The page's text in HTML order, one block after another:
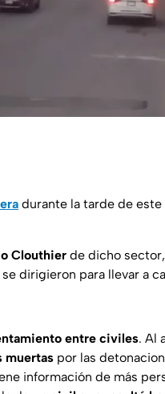
durante la tarde de este
Clouthier de dicho
dirigieron para llevar a
entre civiles. Al
muertas por las
información de más